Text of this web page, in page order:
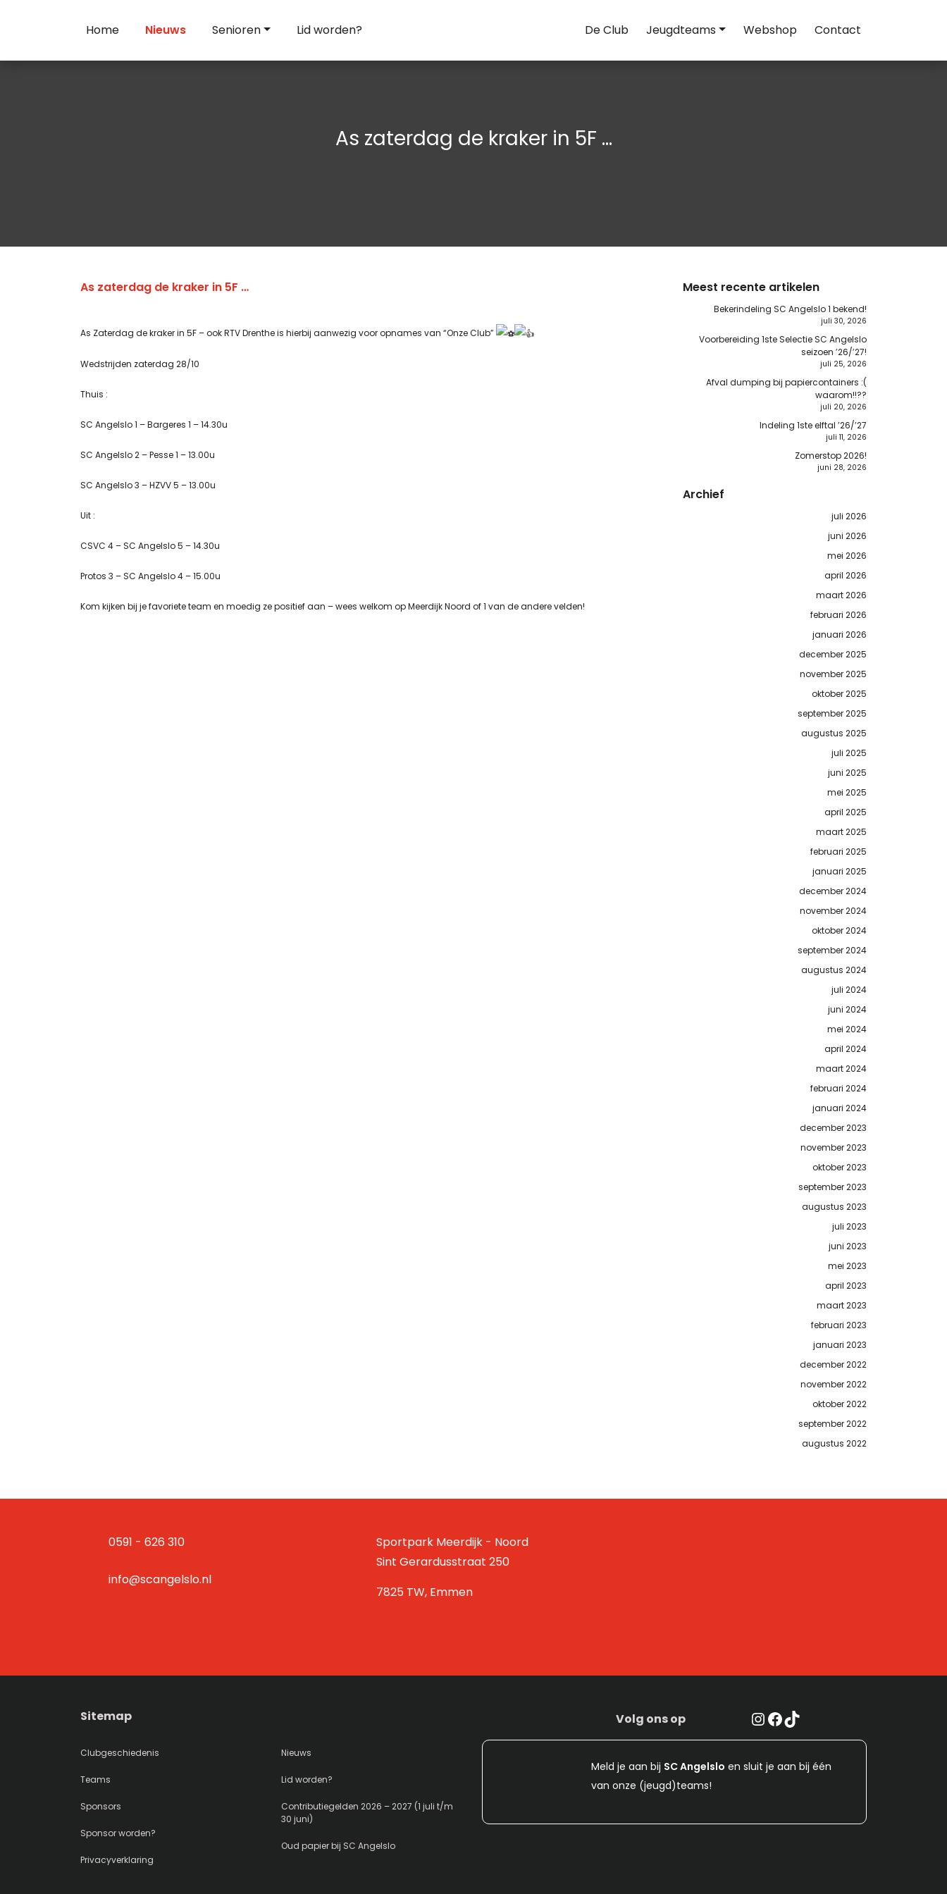
Home Nieuws Senioren Lid worden? De Club Jeugdteams Webshop Contact
As zaterdag de kraker in 5F …
As zaterdag de kraker in 5F …
As Zaterdag de kraker in 5F – ook RTV Drenthe is hierbij aanwezig voor opnames van “Onze Club”
Wedstrijden zaterdag 28/10
Thuis :
SC Angelslo 1 – Bargeres 1 – 14.30u
SC Angelslo 2 – Pesse 1 – 13.00u
SC Angelslo 3 – HZVV 5 – 13.00u
Uit :
CSVC 4 – SC Angelslo 5 – 14.30u
Protos 3 – SC Angelslo 4 – 15.00u
Kom kijken bij je favoriete team en moedig ze positief aan – wees welkom op Meerdijk Noord of 1 van de andere velden!
Meest recente artikelen
Bekerindeling SC Angelslo 1 bekend!
juli 30, 2026
Voorbereiding 1ste Selectie SC Angelslo
seizoen ’26/’27!
juli 25, 2026
Afval dumping bij papiercontainers :(
waarom!!??
juli 20, 2026
Indeling 1ste elftal ’26/’27
juli 11, 2026
Zomerstop 2026!
juni 28, 2026
Archief
juli 2026
juni 2026
mei 2026
april 2026
maart 2026
februari 2026
januari 2026
december 2025
november 2025
oktober 2025
september 2025
augustus 2025
juli 2025
juni 2025
mei 2025
april 2025
maart 2025
februari 2025
januari 2025
december 2024
november 2024
oktober 2024
september 2024
augustus 2024
juli 2024
juni 2024
mei 2024
april 2024
maart 2024
februari 2024
januari 2024
december 2023
november 2023
oktober 2023
september 2023
augustus 2023
juli 2023
juni 2023
mei 2023
april 2023
maart 2023
februari 2023
januari 2023
december 2022
november 2022
oktober 2022
september 2022
augustus 2022
0591 - 626 310
info@scangelslo.nl
Sportpark Meerdijk - Noord
Sint Gerardusstraat 250
7825 TW, Emmen
Volg ons op Instagram
Facebook
TikTok
Sitemap
Clubgeschiedenis
Teams
Sponsors
Sponsor worden?
Privacyverklaring
Nieuws
Lid worden?
Contributiegelden 2026 – 2027 (1 juli t/m
30 juni)
Oud papier bij SC Angelslo
Meld je aan bij SC Angelslo en sluit je aan bij één
van onze (jeugd)teams!